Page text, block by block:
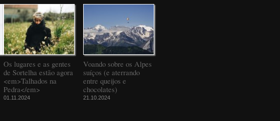
Os lugares e as gentes
de Sortelha estão agora
<em>Talhados na
Pedra</em>
01.11.2024
Voando sobre os Alpes
suíços (e aterrando
entre queijos e
chocolates)
21.10.2024